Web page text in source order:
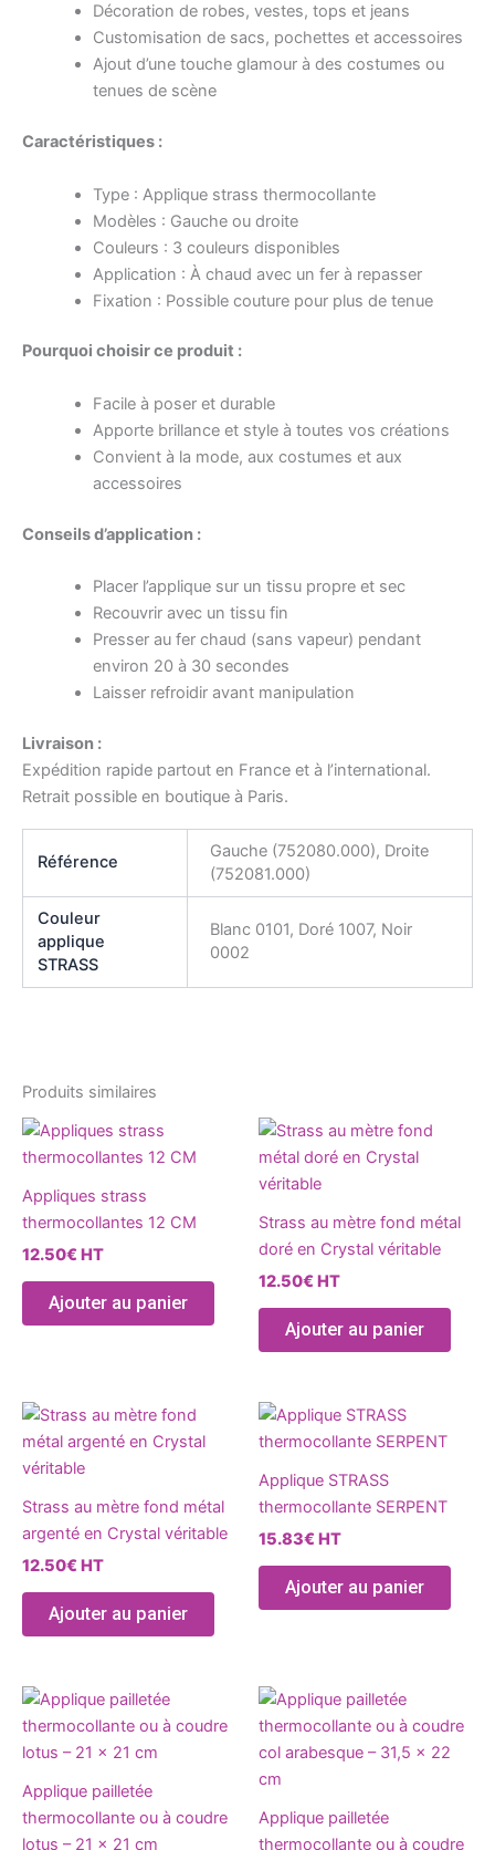
Décoration de robes, vestes, tops et jeans
Customisation de sacs, pochettes et accessoires
Ajout d’une touche glamour à des costumes ou
tenues de scène
Caractéristiques :
Type : Applique strass thermocollante
Modèles : Gauche ou droite
Couleurs : 3 couleurs disponibles
Application : À chaud avec un fer à repasser
Fixation : Possible couture pour plus de tenue
Pourquoi choisir ce produit :
Facile à poser et durable
Apporte brillance et style à toutes vos créations
Convient à la mode, aux costumes et aux
accessoires
Conseils d’application :
Placer l’applique sur un tissu propre et sec
Recouvrir avec un tissu fin
Presser au fer chaud (sans vapeur) pendant
environ 20 à 30 secondes
Laisser refroidir avant manipulation
Livraison :
Expédition rapide partout en France et à l’international.
Retrait possible en boutique à Paris.
Référence
Gauche (752080.000), Droite
(752081.000)
Couleur
applique
STRASS
Blanc 0101, Doré 1007, Noir
0002
Produits similaires
Appliques strass
thermocollantes 12 CM
12.50€HT
Ajouter au panier
produit
variations.
options
peuvent
produit
Strass au mètre fond métal
doré en Crystal véritable
12.50€HT
Ajouter au panier
Strass au mètre fond métal
argenté en Crystal véritable
12.50€HT
Ajouter au panier
produit
plusieurs
variations.
Les
options
peuvent
page
produit
Applique STRASS
thermocollante SERPENT
15.83€HT
Ajouter au panier
page
Applique pailletée
thermocollante ou à coudre
lotus – 21 x 21 cm
produit
plusieurs
Les
Applique pailletée
thermocollante ou à coudre